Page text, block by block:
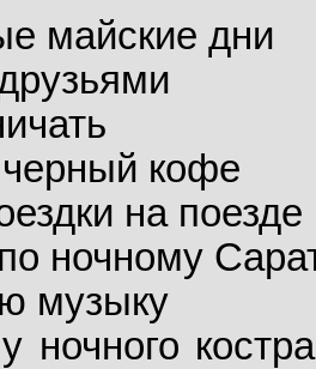
майские дни
кофе
на
ночному
музыку
ночного